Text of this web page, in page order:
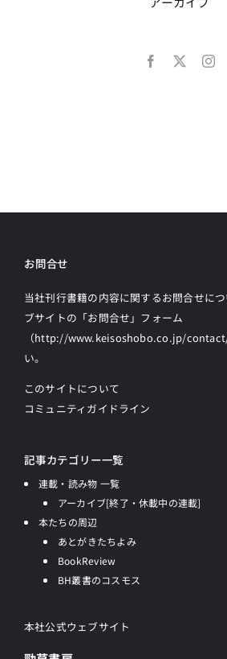
お問合せ
当社刊行書籍の内容に関するお問合せに
ブサイトの 「お問合せ」フォーム
（http://www.keisoshobo.co.jp/
い。
このサイトについて
コミュニティガイドライン
記事カテゴリー一覧
連載・読み物 一覧
アーカイブ[終了・休載中の連載]
本たちの周辺
あとがきたちよみ
BookReview
BH叢書のコスモス
本社公式ウェブサイト